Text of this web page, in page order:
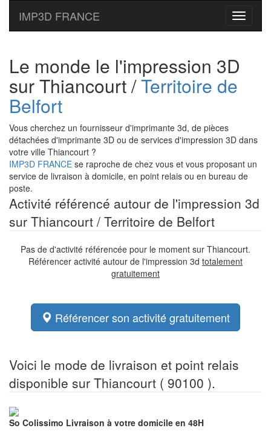
Toggle
IMP3D FRANCE
Le monde le l'impression 3D
sur Thiancourt /Territoire de
Belfort
Vous cherchez un fournisseur d'imprimante 3d, de pièces
détachées d'imprimante 3D ou de services d'impression 3D dans
votre ville Thiancourt ?
IMP3D FRANCE se raproche de chez vous et vous proposant un
service de livraison à domicile, en point relais ou en bureau de
poste.
Activité référencé autour de l'impression 3d
sur Thiancourt / Territoire de Belfort
Pas de d'activité référencée pour le moment sur Thiancourt.
Référencer activité autour de l'impression 3d totalement
gratuitement
Référencer son activité gratuitement
Voici le mode de livraison et point relais
disponible sur Thiancourt ( 90100 ).
So Colissimo Livraison à votre domicile en 48H